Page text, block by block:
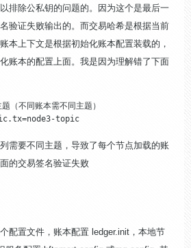
排除公私钥的问题的。因为这个是最后一
验证失败输出的。而交易哈希是根据当前
本上下文是根据初始化账本配置装载的，
账本的配置上面。我是因为理解错了下面
（不同账本需不同主题）
topic
需要不同主题，导致了每个节点加载的账
的交易签名验证失败
配置文件，账本配置 ledger.init，本地节